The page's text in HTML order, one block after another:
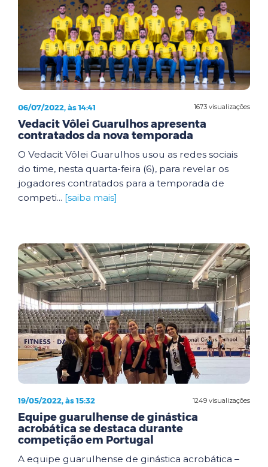
1673 visualizações
06/07/2022, às 14:41
Vedacit Vôlei Guarulhos apresenta
contratados da nova temporada
O Vedacit Vôlei Guarulhos usou as redes sociais
do time, nesta quarta-feira (6), para revelar os
jogadores contratados para a temporada de
competi... [saiba mais]
1249 visualizações
19/05/2022, às 15:32
Equipe guarulhense de ginástica
acrobática se destaca durante
competição em Portugal
A equipe guarulhense de ginástica acrobática –